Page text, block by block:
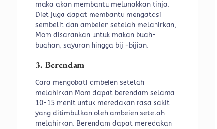
maka akan membantu melunakkan tinja.
Diet juga dapat membantu mengatasi
sembelit dan ambeien setelah melahirkan,
Mom disarankan untuk makan buah-
buahan, sayuran hingga biji-bijian.
3. Berendam
Cara mengobati ambeien setelah
melahirkan Mom dapat berendam selama
10-15 menit untuk meredakan rasa sakit
yang ditimbulkan oleh ambeien setelah
melahirkan. Berendam dapat meredakan